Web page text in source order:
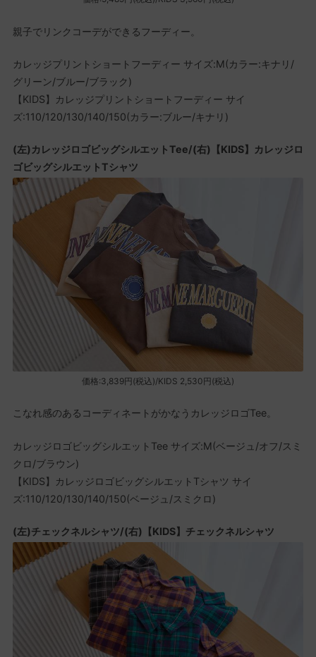
親子でリンクコーデができるフーディー。
カレッジプリントショートフーディー サイズ:M(カラー:キナリ/
グリーン/ブルー/ブラック)
【KIDS】カレッジプリントショートフーディー サイ
ズ:110/120/130/140/150(カラー:ブルー/キナリ)
(左)カレッジロゴビッグシルエットTee/(右)【KIDS】カレッジロ
ゴビッグシルエットTシャツ
価格:3,839円(税込)/KIDS 2,530円(税込)
こなれ感のあるコーディネートがかなうカレッジロゴTee。
カレッジロゴビッグシルエットTee サイズ:M(ベージュ/オフ/スミ
クロ/ブラウン)
【KIDS】カレッジロゴビッグシルエットTシャツ サイ
ズ:110/120/130/140/150(ベージュ/スミクロ)
(左)チェックネルシャツ/(右)【KIDS】チェックネルシャツ